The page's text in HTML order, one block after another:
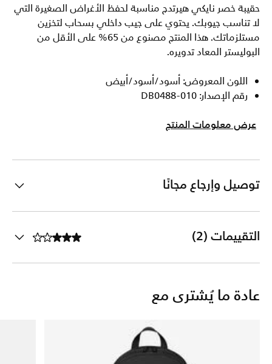
حقيبة خصر نايكي هيرتدج مناسبة لحفظ الأغراض الصغيرة التي
لا تناسب جيوبك. يحتوي على جيب داخلي بسحاب لتخزين
مستلزماتك. هذا المنتج مصنوع من 65% على الأقل من
البوليستر المعاد تدويره.
اللون المعروض: أسود/أسود/أبيض
رقم الإصدار: DB0488-010
عرض معلومات المنتج
توصيل وإرجاع مجانًا
التقييمات (2)
عادة ما يُشترى مع